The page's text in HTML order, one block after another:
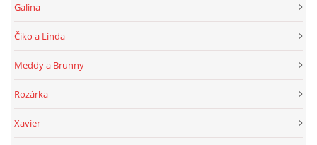
Galina
Čiko a Linda
Meddy a Brunny
Rozárka
Xavier